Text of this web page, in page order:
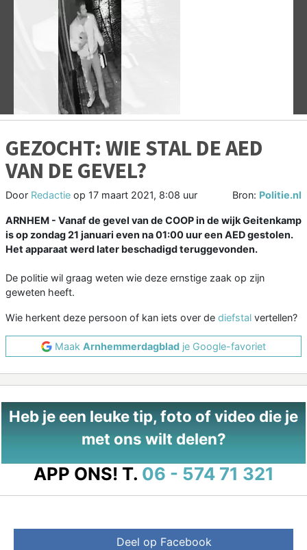
GEZOCHT: WIE STAL DE AED
VAN DE GEVEL?
Door Redactie op 17 maart 2021, 8:08 uur Bron: Politie.nl
ARNHEM - Vanaf de gevel van de COOP in de wijk Geitenkamp
is op zondag 21 januari even na 01:00 uur een AED gestolen.
Het apparaat werd later beschadigd teruggevonden.
De politie wil graag weten wie deze ernstige zaak op zijn
geweten heeft.
Wie herkent deze persoon of kan iets over de diefstal vertellen?
Maak Arnhemmerdagblad je Google-favoriet
Heb je een leuke tip, foto of video die je
met ons wilt delen?
APP ONS! T. 06 - 574 71 321
Deel op Facebook